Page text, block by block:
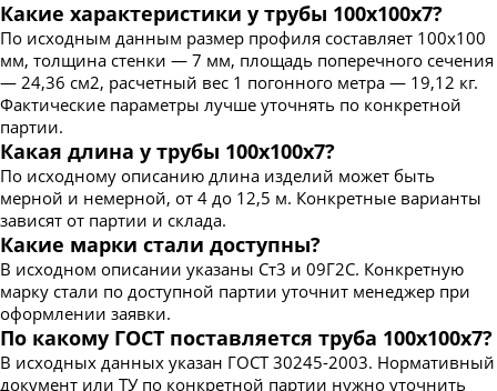
Какие характеристики у трубы 100х100х7?
По исходным данным размер профиля составляет 100х100
мм, толщина стенки — 7 мм, площадь поперечного сечения
— 24,36 см2, расчетный вес 1 погонного метра — 19,12 кг.
Фактические параметры лучше уточнять по конкретной
партии.
Какая длина у трубы 100х100х7?
По исходному описанию длина изделий может быть
мерной и немерной, от 4 до 12,5 м. Конкретные варианты
зависят от партии и склада.
Какие марки стали доступны?
В исходном описании указаны Ст3 и 09Г2С. Конкретную
марку стали по доступной партии уточнит менеджер при
оформлении заявки.
По какому ГОСТ поставляется труба 100х100х7?
В исходных данных указан ГОСТ 30245-2003. Нормативный
документ или ТУ по конкретной партии нужно уточнить